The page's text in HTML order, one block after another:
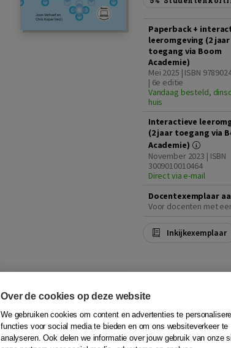
Paperback +
leeromgeving (2 jaar
toegang via Boom
Academie)
Mei 2025 | ISBN
| 6e editie
Vandaag besteld,
huis
Interactieve
(2 jaar toegang via
Academie)
November 2023 | ISBN
3009010010464
Direct via e-mail
Docentexemplaar
Voor docenten met
Inkijkexemplaar
Greetje Hingstman|
Als (aankomend)
Over de cookies op deze website
We gebruiken cookies om content en advertenties te
functies voor social media te bieden en om ons websiteverkeer te
analyseren. Ook delen we informatie over jouw gebruik van onze